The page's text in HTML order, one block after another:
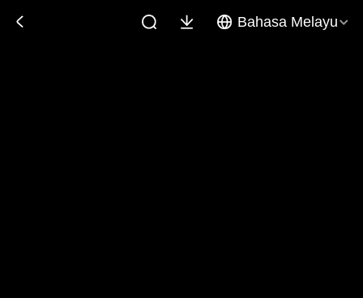
Bahasa Melayu